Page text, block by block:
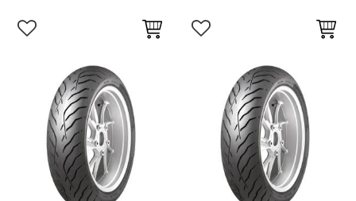
Lägg till i favoriter Lägg till i favoriter